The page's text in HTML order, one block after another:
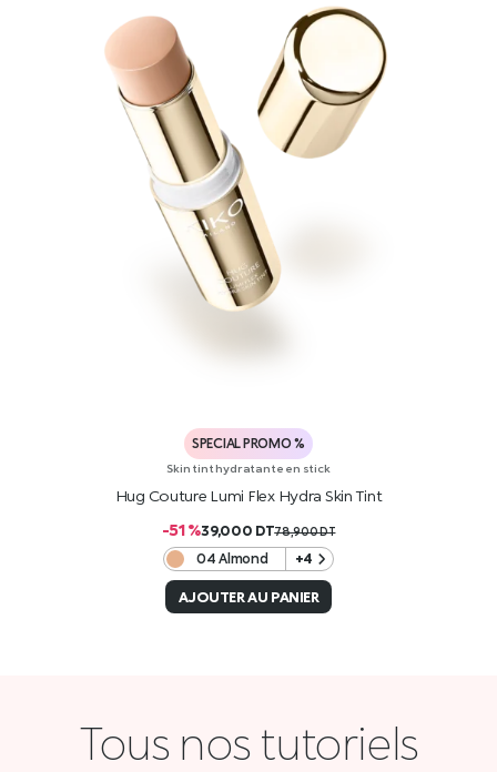
SPECIAL PROMO %
Skin tint hydratante en stick
Hug Couture Lumi Flex Hydra Skin Tint
-51 %39,000 DT78,900DT
04 Almond +4
AJOUTER AU PANIER
Tous nos tutoriels